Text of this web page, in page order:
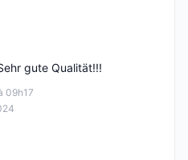
09h17
gute Qualität!!!